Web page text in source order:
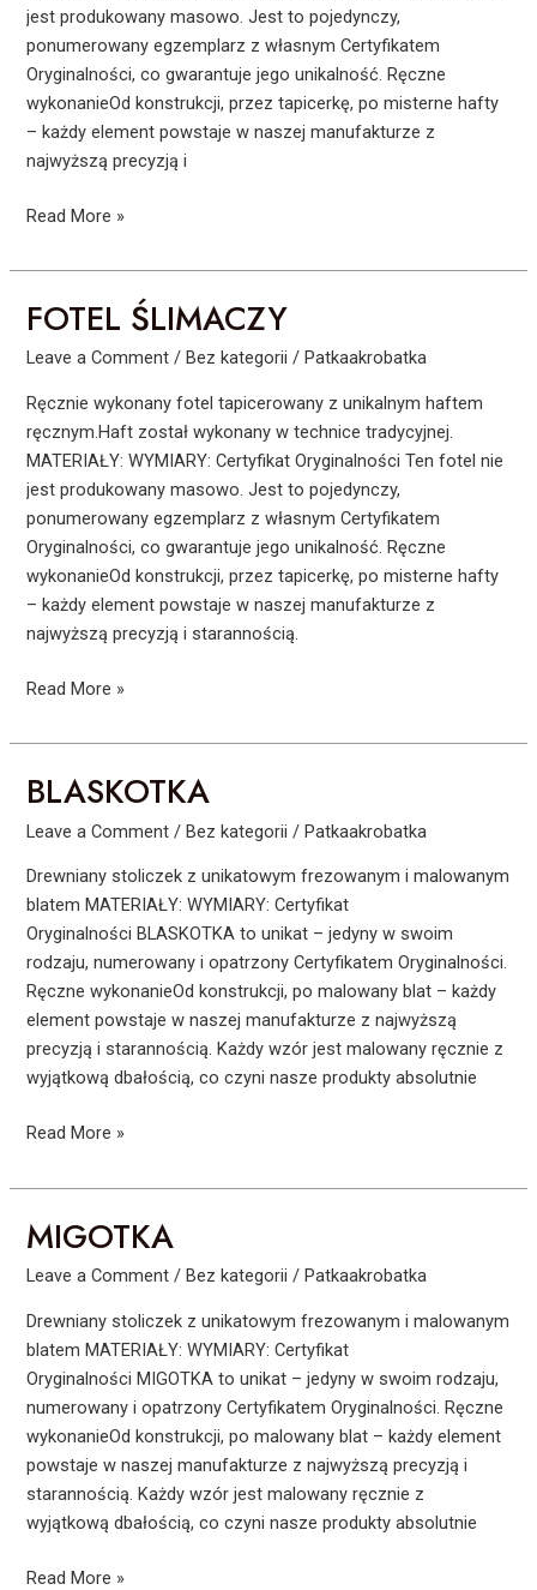
jest produkowany masowo. Jest to pojedynczy,
ponumerowany egzemplarz z własnym Certyfikatem
Oryginalności, co gwarantuje jego unikalność. Ręczne
wykonanieOd konstrukcji, przez tapicerkę, po misterne hafty
– każdy element powstaje w naszej manufakturze z
najwyższą precyzją i
Read More »
FOTEL ŚLIMACZY
Leave a Comment / Bez kategorii / Patkaakrobatka
Ręcznie wykonany fotel tapicerowany z unikalnym haftem
ręcznym.Haft został wykonany w technice tradycyjnej.
MATERIAŁY: WYMIARY: Certyfikat Oryginalności Ten fotel nie
jest produkowany masowo. Jest to pojedynczy,
ponumerowany egzemplarz z własnym Certyfikatem
Oryginalności, co gwarantuje jego unikalność. Ręczne
wykonanieOd konstrukcji, przez tapicerkę, po misterne hafty
– każdy element powstaje w naszej manufakturze z
najwyższą precyzją i starannością.
FOTEL
Read More »
BLASKOTKA
Leave a Comment /Bez kategorii /Patkaakrobatka
Drewniany stoliczek z unikatowym frezowanym i malowanym
blatem MATERIAŁY: WYMIARY: Certyfikat
Oryginalności BLASKOTKA to unikat – jedyny w swoim
rodzaju, numerowany i opatrzony Certyfikatem Oryginalności.
Ręczne wykonanieOd konstrukcji, po malowany blat – każdy
element powstaje w naszej manufakturze z najwyższą
precyzją i starannością. Każdy wzór jest malowany ręcznie z
wyjątkową dbałością, co czyni nasze produkty absolutnie
BLASKOTKA
Read More »
MIGOTKA
Leave a Comment /Bez kategorii /Patkaakrobatka
Drewniany stoliczek z unikatowym frezowanym i malowanym
blatem MATERIAŁY: WYMIARY: Certyfikat
Oryginalności MIGOTKA to unikat – jedyny w swoim rodzaju,
numerowany i opatrzony Certyfikatem Oryginalności. Ręczne
wykonanieOd konstrukcji, po malowany blat – każdy element
powstaje w naszej manufakturze z najwyższą precyzją i
starannością. Każdy wzór jest malowany ręcznie z
wyjątkową dbałością, co czyni nasze produkty absolutnie
MIGOTKA
Read More »